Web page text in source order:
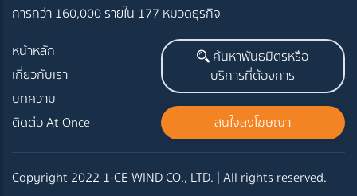
การกว่า 160,000 รายใน 177 หมวดธุรกิจ
หน้าหลัก
เกี่ยวกับเรา
บทความ
ติดต่อ At Once
ค้นหาพันธมิตรหรือ
บริการที่ต้องการ
สนใจลงโฆษณา
Copyright 2022 1-CE WIND CO., LTD. | All rights reserved.